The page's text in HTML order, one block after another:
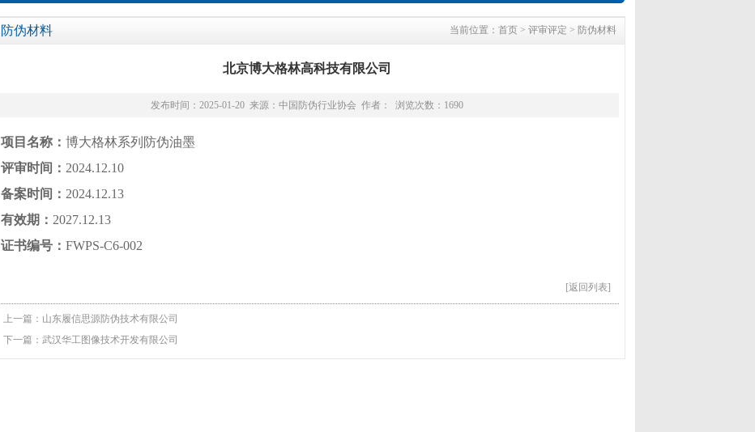
当前位置： 首页 > 评审评定 > 防伪材料
防伪材料
北京博大格林高科技有限公司
发布时间：2025-01-20 来源：中国防伪行业协会 作者： 浏览次数：1690
项目名称： 博大格林系列防伪油墨
评审时间： 2024.12.10
备案时间： 2024.12.13
有效期： 2027.12.13
证书编号： FWPS-C6-002
[返回列表]
上一篇： 山东履信思源防伪技术有限公司
下一篇： 武汉华工图像技术开发有限公司